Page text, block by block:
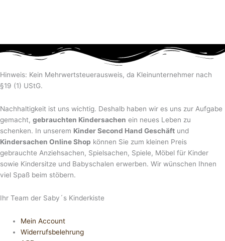
Hinweis: Kein Mehrwertsteuerausweis, da Kleinunternehmer nach
§19 (1) UStG.
Nachhaltigkeit ist uns wichtig. Deshalb haben wir es uns zur Aufgabe
gemacht, gebrauchten Kindersachen ein neues Leben zu
schenken. In unserem Kinder Second Hand Geschäft und
Kindersachen Online Shop können Sie zum kleinen Preis
gebrauchte Anziehsachen, Spiel­sachen, Spiele, Möbel für Kinder
sowie Kindersitze und Babyschalen erwerben. Wir wünschen Ihnen
viel Spaß beim stöbern.
Ihr Team der Saby´s Kinderkiste
Mein Account
Widerrufsbelehrung